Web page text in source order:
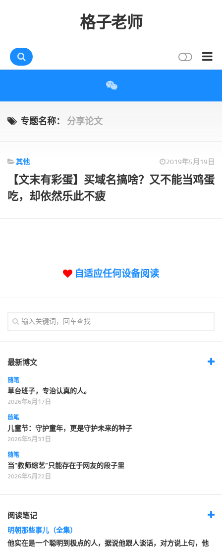
格子老师
互动
读者
专题名称： 分享论文
其他 2019年5月19日
【文末有彩蛋】买域名搞啥？又不能当鸡蛋
吃，却依然乐此不疲
自适应任何设备阅读
最新博文
随笔
草台班子，专治认真的人。
2026年6月17日
随笔
儿童节：守护童年，更是守护未来的种子
2026年5月31日
随笔
当“教师综艺”只能存在于网友的段子里
2026年5月22日
阅读笔记
明朝那些事儿（全集）
他实在是一个聪明到极点的人，据说他跟人谈话，对方说上句，他